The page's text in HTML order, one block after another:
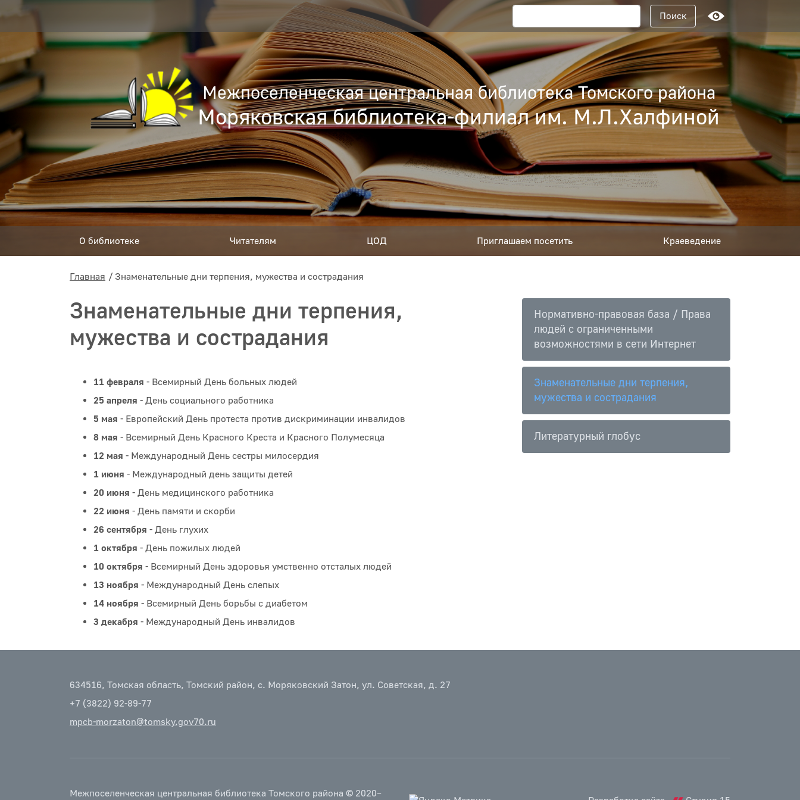
Поисковый запрос
Поиск
Межпоселенческая центральная библиотека Томского района
Моряковская библиотека-филиал им. М.Л.Халфиной
О библиотеке Читателям ЦОД Приглашаем посетить Краеведение
Главная Знаменательные дни терпения, мужества и сострадания
Знаменательные дни терпения,
мужества и сострадания
11 февраля - Всемирный День больных людей
25 апреля - День социального работника
5 мая - Европейский День протеста против дискриминации инвалидов
8 мая - Всемирный День Красного Креста и Красного Полумесяца
12 мая - Международный День сестры милосердия
1 июня - Международный день защиты детей
20 июня - День медицинского работника
22 июня - День памяти и скорби
26 сентября - День глухих
1 октября - День пожилых людей
10 октября - Всемирный День здоровья умственно отсталых людей
13 ноября - Международный День слепых
14 ноября - Всемирный День борьбы с диабетом
3 декабря - Международный День инвалидов
Нормативно-правовая база / Права
людей с ограниченными
возможностями в сети Интернет
Знаменательные дни терпения,
мужества и сострадания
Литературный глобус
634516, Томская область, Томский район, с. Моряковский Затон, ул. Советская, д. 27
+7 (3822) 92-89-77
mpcb-morzaton@tomsky.gov70.ru
Межпоселенческая центральная библиотека Томского района © 2020–